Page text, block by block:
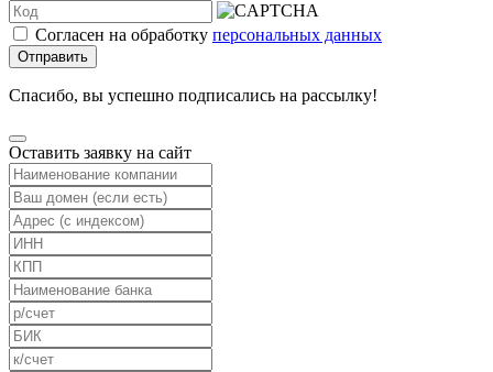
Согласен на обработку персональных данных
Отправить
Спасибо, вы успешно подписались на рассылку!
Оставить заявку на сайт